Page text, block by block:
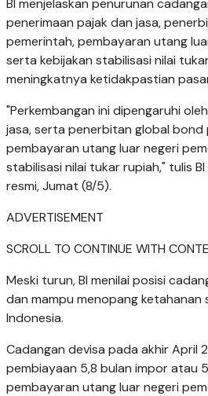
BI menjelaskan penurunan
penerimaan pajak dan jasa,
pemerintah, pembayaran utang
serta kebijakan stabilisasi nilai
meningkatnya ketidakpastian
"Perkembangan ini dipengaruhi
jasa, serta penerbitan global
pembayaran utang luar negeri
stabilisasi nilai tukar rupiah," tulis
resmi, Jumat (8/5).
ADVERTISEMENT
SCROLL TO CONTINUE WITH
Meski turun, BI menilai posisi
dan mampu menopang
Indonesia.
Cadangan devisa pada akhir April
pembiayaan 5,8 bulan impor atau
pembayaran utang luar negeri